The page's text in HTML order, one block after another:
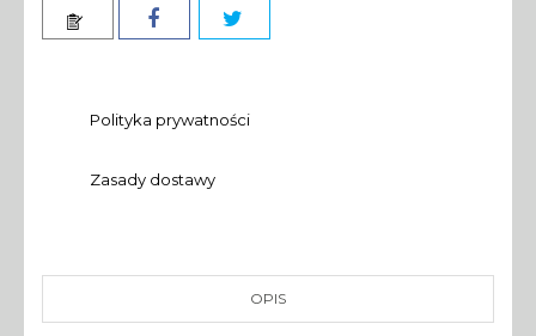
Polityka prywatności
Zasady dostawy
OPIS